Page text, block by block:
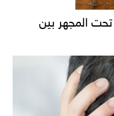
المجهر بين